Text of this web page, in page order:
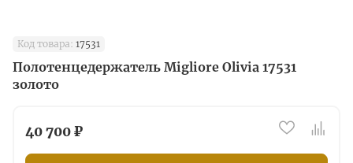
Код товара: 17531
Полотенцедержатель Migliore Olivia 17531
золото
40 700 ₽